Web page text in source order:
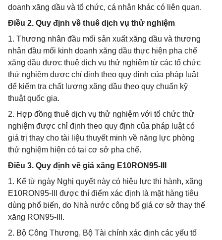
doanh xăng dầu và tổ chức, cá nhân khác có liên quan.
Điều 2. Quy định về thuê dịch vụ thử nghiệm
1. Thương nhân đầu mối sản xuất xăng dầu và thương
nhân đầu mối kinh doanh xăng dầu thực hiện pha chế
xăng dầu được thuê dịch vụ thử nghiệm từ các tổ chức
thử nghiệm được chỉ định theo quy định của pháp luật
để kiểm tra chất lượng xăng dầu theo quy chuẩn kỹ
thuật quốc gia.
2. Hợp đồng thuê dịch vụ thử nghiệm với tổ chức thử
nghiệm được chỉ định theo quy định của pháp luật có
giá trị thay cho tài liệu thuyết minh về năng lực phòng
thử nghiệm hiện có tại cơ sở pha chế.
Điều 3. Quy định về giá xăng E10RON95-III
1. Kể từ ngày Nghị quyết này có hiệu lực thi hành, xăng
E10RON95-III được thí điểm xác định là mặt hàng tiêu
dùng phổ biến, do Nhà nước công bố giá cơ sở thay thế
xăng RON95-III.
2. Bộ Công Thương, Bộ Tài chính xác định các yếu tố